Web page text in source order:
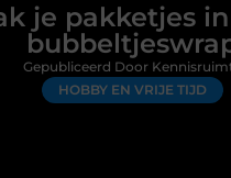
je pakketjes
HOBBY EN VRIJE TIJD
Gepubliceerd Door